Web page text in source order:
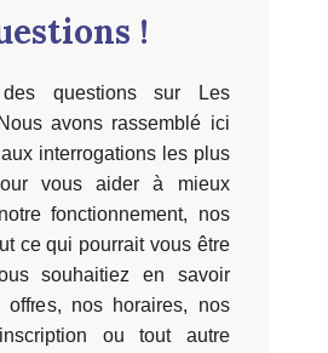
!
questions sur Les
avons rassemblé ici
interrogations les plus
vous aider à mieux
fonctionnement, nos
ce qui pourrait vous être
souhaitiez en savoir
nos horaires, nos
ou tout autre